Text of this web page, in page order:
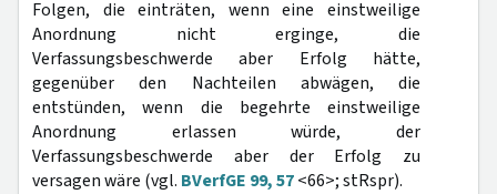
Folgen, die einträten, wenn eine einstweilige
Anordnung nicht erginge, die
Verfassungsbeschwerde aber Erfolg hätte,
gegenüber den Nachteilen abwägen, die
entstünden, wenn die begehrte einstweilige
Anordnung erlassen würde, der
Verfassungsbeschwerde aber der Erfolg zu
versagen wäre (vgl. BVerfGE 99, 57<66>; stRspr).